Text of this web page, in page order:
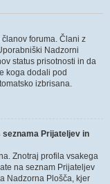
foruma. Člani z
Nadzorni
status prisotnosti in da
koga dodali pod
izbrisana.
seznama Prijateljev in
Znotraj profila vsakega
na seznam Prijateljev
Nadzorna Plošča, kjer